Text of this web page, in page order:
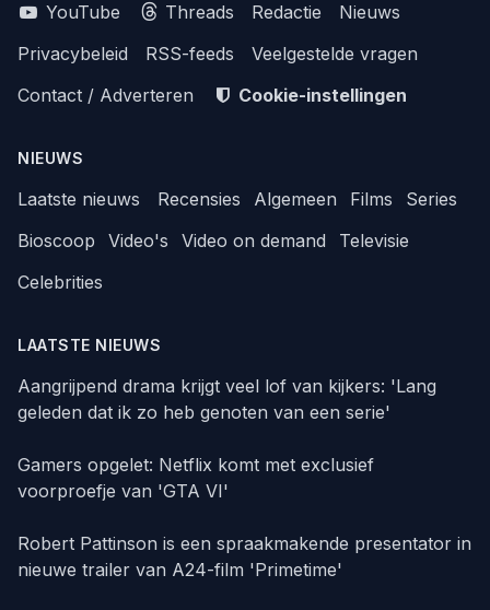
YouTube
Threads Redactie
Nieuws
Privacybeleid
RSS-feeds
Veelgestelde vragen
Contact / Adverteren
Cookie-instellingen
NIEUWS
Laatste nieuws Recensies Algemeen Films
Series
Bioscoop
Video's Video on demand
Televisie
Celebrities
LAATSTE NIEUWS
Aangrijpend drama krijgt veel lof van kijkers: 'Lang
geleden dat ik zo heb genoten van een serie'
Gamers opgelet: Netflix komt met exclusief
voorproefje van 'GTA VI'
Robert Pattinson is een spraakmakende presentator in
nieuwe trailer van A24-film 'Primetime'